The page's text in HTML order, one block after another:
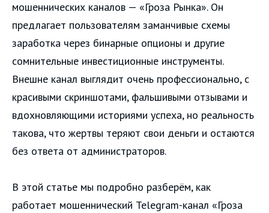
мошеннических каналов — «Гроза Рынка». Он
предлагает пользователям заманчивые схемы
заработка через бинарные опционы и другие
сомнительные инвестиционные инструменты.
Внешне канал выглядит очень профессионально, с
красивыми скриншотами, фальшивыми отзывами и
вдохновляющими историями успеха, но реальность
такова, что жертвы теряют свои деньги и остаются
без ответа от администраторов.
В этой статье мы подробно разберём, как
работает мошеннический Telegram-канал «Гроза